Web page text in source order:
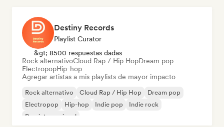
Destiny Records
Playlist Curator
&gt; 8500 respuestas dadas
Rock alternativoCloud Rap / Hip HopDream pop
ElectropopHip-hop
Agregar artistas a mis playlists de mayor impacto
Rock alternativo Cloud Rap / Hip Hop
Dream pop
Electropop
Hip-hop Indie pop
Indie rock
Pop internacional